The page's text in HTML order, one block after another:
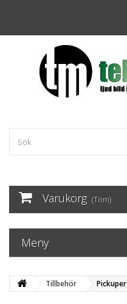
Varukorg (Tom)
Meny
Tillbehör Pickuper